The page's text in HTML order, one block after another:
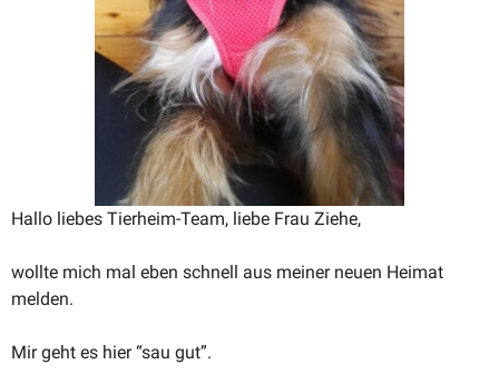
Hallo liebes Tierheim-Team, liebe Frau Ziehe,
wollte mich mal eben schnell aus meiner neuen Heimat
melden.
Mir geht es hier “sau gut”.